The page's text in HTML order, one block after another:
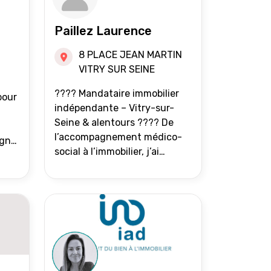
Paillez Laurence
8 PLACE JEAN MARTIN
VITRY SUR SEINE
???? Mandataire immobilier
indépendante – Vitry-sur-
Seine & alentours ???? De
l’accompagnement médico-
social à l’immobilier, j’ai
gens à avancer sereinement.
Aujourd’hui, j’accompagne
mes clients avec franchise,
écoute et énergie pour
vendre ou acheter leur bien
immobilier. ???? 300 familles
accompagnées en 8 ans, 90 %